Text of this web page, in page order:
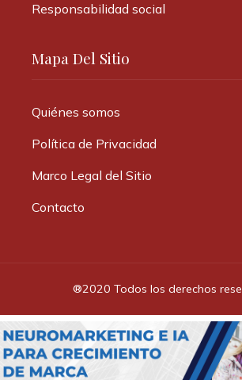
Responsabilidad social
Mapa Del Sitio
Quiénes somos
Política de Privacidad
Marco Legal del Sitio
Contacto
®2020 Todos los derechos